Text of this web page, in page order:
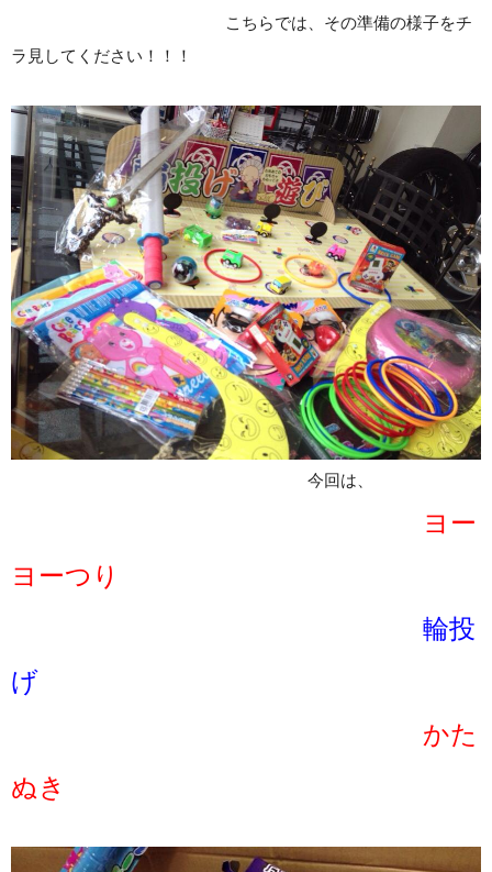
こちらでは、その準備の様子をチ
ラ見してください！！！
今回は、
ヨー
ヨーつり
輪投
げ
かた
ぬき